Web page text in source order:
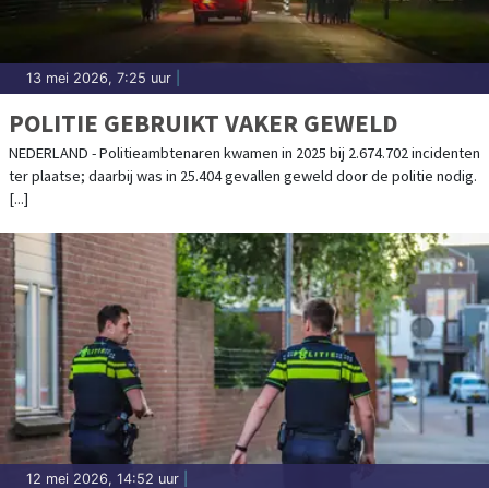
13 mei 2026, 7:25 uur
POLITIE GEBRUIKT VAKER GEWELD
NEDERLAND - Politieambtenaren kwamen in 2025 bij 2.674.702 incidenten
ter plaatse; daarbij was in 25.404 gevallen geweld door de politie nodig.
[...]
12 mei 2026, 14:52 uur